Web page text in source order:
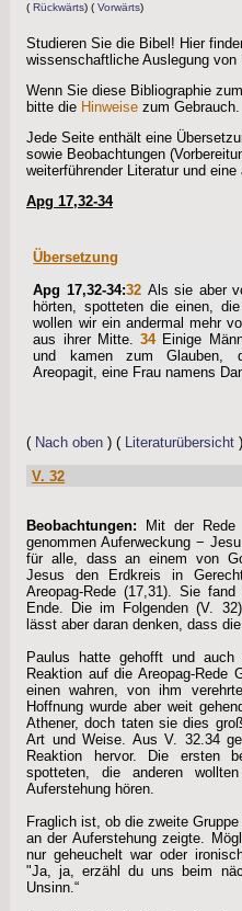
( Rückwärts) ( Vorwärts)
Studieren Sie die Bibel! Hier
wissenschaftliche Auslegung
Wenn Sie diese Bibliographie
bitte die Hinweise zum Gebrauch.
Jede Seite enthält eine
sowie Beobachtungen
weiterführender Literatur und
Apg 17,32-34
Übersetzung
Apg 17,32-34:32 Als sie aber
hörten, spotteten die einen,
wollen wir ein andermal mehr
aus ihrer Mitte.34 Einige
und kamen zum Glauben,
Areopagit, eine Frau namens
( Nach oben ) ( Literaturübersicht )
V. 32
Beobachtungen: Mit der Rede
genommen Auferweckung −
für alle, dass an einem von
Jesus den Erdkreis in
Areopag-Rede (17,31). Sie
Ende. Die im Folgenden (V.
lässt aber daran denken, dass
Paulus hatte gehofft und
Reaktion auf die Areopag-Rede
einen wahren, von ihm
Hoffnung wurde aber weit
Athener, doch taten sie dies
Art und Weise. Aus V. 32.34
Reaktion hervor. Die ersten
spotteten, die anderen
Auferstehung hören.
Fraglich ist, ob die zweite
an der Auferstehung zeigte.
nur geheuchelt war oder
"Ja, ja, erzähl du uns beim
Unsinn.“